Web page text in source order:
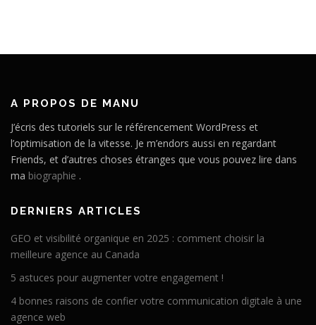
A PROPOS DE MANU
J’écris des tutoriels sur le référencement WordPress et
l’optimisation de la vitesse. Je m’endors aussi en regardant
Friends, et d’autres choses étranges que vous pouvez lire dans
ma biographie .
DERNIERS ARTICLES
GEO et visibilité organique en 2025 : comment choisir la
meilleure agence au Canada
5 astuces pour augmenter votre engagement !
4 bonnes raisons de confier votre communication digitale à une
agence web